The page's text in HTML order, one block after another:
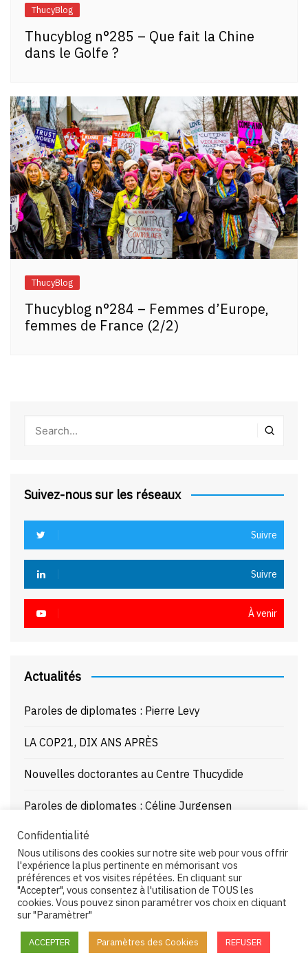
ThucyBlog
Thucyblog n°285 – Que fait la Chine
dans le Golfe ?
ThucyBlog
Thucyblog n°284 – Femmes d’Europe,
femmes de France (2/2)
Suivez-nous sur les réseaux
Suivre
Suivre
À venir
Actualités
Paroles de diplomates : Pierre Levy
LA COP21, DIX ANS APRÈS
Nouvelles doctorantes au Centre Thucydide
Paroles de diplomates : Céline Jurgensen
Journée d’étude : La Mer Noire enjeux stratégiques
et juridiques – 21/10/25
Copyright © 2026 Centre Thucydide. All rights reserved.
Confidentialité
Nous utilisons des cookies sur notre site web pour vous offrir
l'expérience la plus pertinente en mémorisant vos
préférences et vos visites répétées. En cliquant sur
"Accepter", vous consentez à l'utilisation de TOUS les
cookies. Vous pouvez sinon paramétrer vos choix en cliquant
sur "Paramètrer"
ACCEPTER Paramètres des Cookies REFUSER